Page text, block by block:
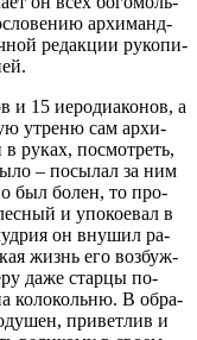
ар­хи­манд­
ре­дак­ции ру­ко­пи­
и 15 иеро­ди­а­ко­нов, а
утре­ню сам ар­хи­
ру­ках, по­смот­реть,
– по­сы­лал за ним
был бо­лен, то про­
и упо­ко­е­вал в
он вну­шил ра­
жизнь его воз­буж­
да­же стар­цы по­
ко­ло­коль­ню. В об­ра­
при­вет­лив и